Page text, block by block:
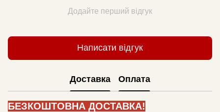
Додайте перший відгук
Написати відгук
Доставка Оплата
БЕЗКОШТОВНА ДОСТАВКА!